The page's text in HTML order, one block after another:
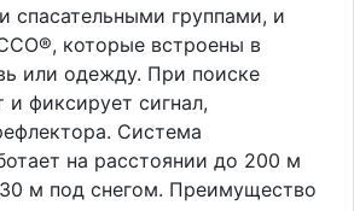
спасательными группами, и
которые встроены в
или одежду. При поиске
и фиксирует сигнал,
Система
на расстоянии до 200 м
м под снегом. Преимущество